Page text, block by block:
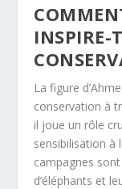
INSPIRE-
La figure
conservation à
il joue un rôle
sensibilisation à
campagnes
d’éléphants et